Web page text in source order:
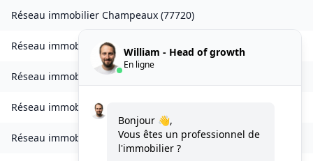
Réseau immobilier Champeaux (77720)
Réseau immobilierChanteloup-en-Brie 77600
Réseau immobilier La Chapelle-Rablais
Réseau immobilierLes Chapelles-Bourbon
Réseau immobilier Charmentray (77410)
William - Head of growth
En ligne
Bonjour 👋,
Vous êtes un professionnel de
l'immobilier ?